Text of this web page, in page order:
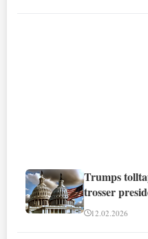
Trumps
trosser
12.02.2026